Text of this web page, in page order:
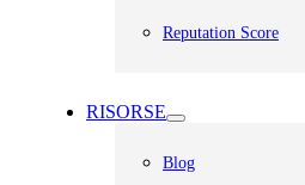
Reputation Score
RISORSE
Blog